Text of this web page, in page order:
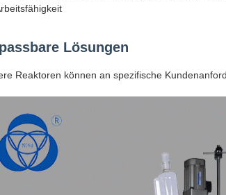
Lösungen
Reaktoren können an spezifische